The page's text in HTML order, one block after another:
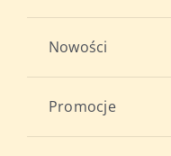
Nowości
Promocje